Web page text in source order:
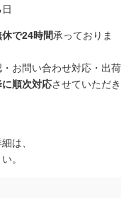
で24時間承っておりま
お問い合わせ対応・出荷
順次対応させていただき
は、
。